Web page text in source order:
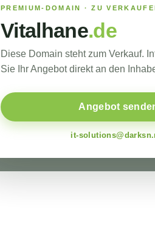
PREMIUM-DOMAIN · ZU
Vitalhane.de
Diese Domain steht zum Verkauf.
Sie Ihr Angebot direkt an den
Angebot
it-